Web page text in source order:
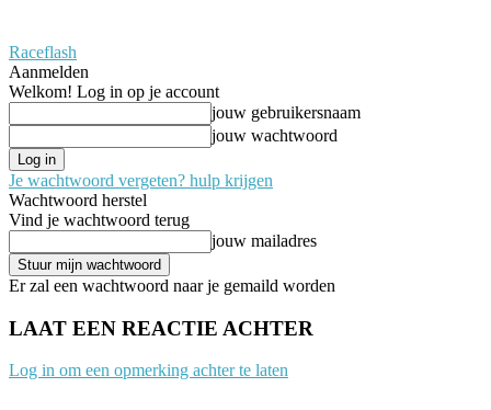
Raceflash
Aanmelden
Welkom! Log in op je account
jouw gebruikersnaam
jouw wachtwoord
Je wachtwoord vergeten? hulp krijgen
Wachtwoord herstel
Vind je wachtwoord terug
jouw mailadres
Er zal een wachtwoord naar je gemaild worden
LAAT EEN REACTIE ACHTER
Log in om een opmerking achter te laten